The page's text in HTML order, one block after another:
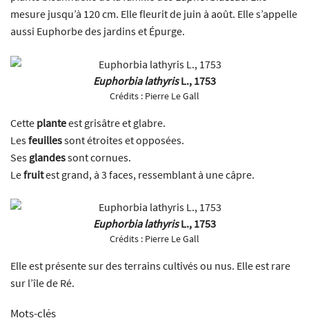
mesure jusqu’à 120 cm. Elle fleurit de juin à août. Elle s’appelle
aussi Euphorbe des jardins et Épurge.
Euphorbia lathyrisL., 1753
Crédits : Pierre Le Gall
Cette planteest grisâtre et glabre.
Lesfeuillessont étroites et opposées.
Ses glandessont cornues.
Lefruitest grand, à 3 faces, ressemblant à une câpre.
Euphorbia lathyrisL., 1753
Crédits : Pierre Le Gall
Elle est présente sur des terrains cultivés ou nus. Elle est rare
sur l’île de Ré.
Mots-clés